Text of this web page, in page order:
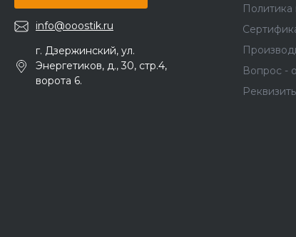
info@ooostik.ru
г. Дзержинский, ул.
Энергетиков, д., 30, стр.4,
ворота 6.
Вопрос -